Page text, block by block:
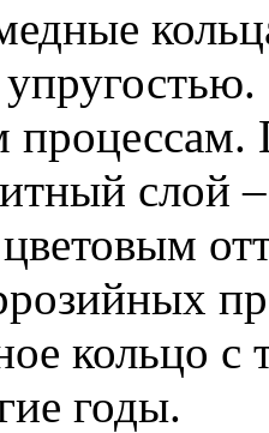
слой
кольцо
годы.